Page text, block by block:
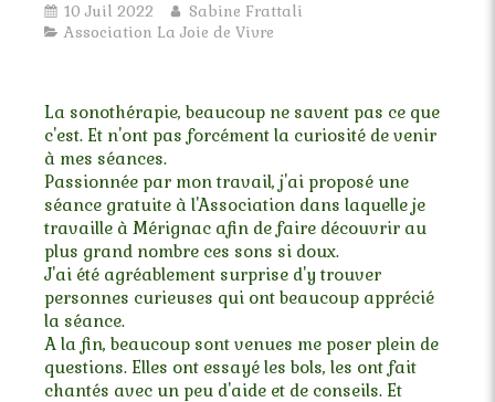
10 Juil 2022
Sabine Frattali
Association La Joie de Vivre
La sonothérapie, beaucoup ne savent pas ce que
c'est. Et n'ont pas forcément la curiosité de venir
à mes séances.
Passionnée par mon travail, j'ai proposé une
séance gratuite à l'Association dans laquelle je
travaille à Mérignac afin de faire découvrir au
plus grand nombre ces sons si doux.
J'ai été agréablement surprise d'y trouver
personnes curieuses qui ont beaucoup apprécié
la séance.
A la fin, beaucoup sont venues me poser plein de
questions. Elles ont essayé les bols, les ont fait
chantés avec un peu d'aide et de conseils. Et